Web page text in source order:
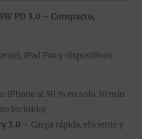
PD 3.0 – Compacto,
iPad Pro y dispositivos
iPhone al 50 % en solo 30 min
incluido)
3.0 – Carga rápida, eficiente y